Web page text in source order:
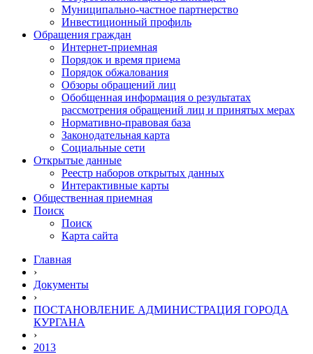
Муниципально-частное партнерство
Инвестиционный профиль
Обращения граждан
Интернет-приемная
Порядок и время приема
Порядок обжалования
Обзоры обращений лиц
Обобщенная информация о результатах
рассмотрения обращений лиц и принятых мерах
Нормативно-правовая база
Законодательная карта
Социальные сети
Открытые данные
Реестр наборов открытых данных
Интерактивные карты
Общественная приемная
Поиск
Поиск
Карта сайта
Главная
›
Документы
›
ПОСТАНОВЛЕНИЕ АДМИНИСТРАЦИЯ ГОРОДА
КУРГАНА
›
2013